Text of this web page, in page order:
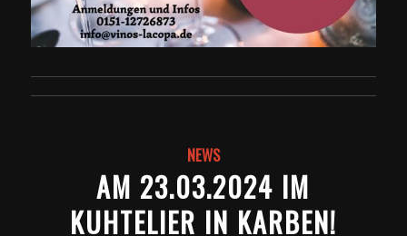
NEWS
AM 23.03.2024 IM
KUHTELIER IN KARBEN!